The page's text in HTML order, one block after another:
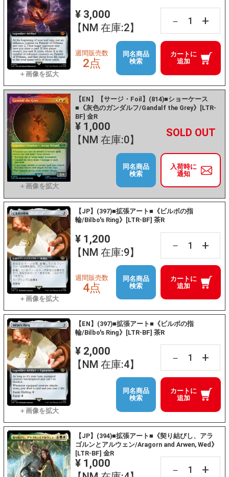
¥ 3,000
【NM 在庫:2】
－ +
カートに
追加
週間販売数
2点
同名商品
検索
【EN】【サージ・Foil】(814)■ショーケース
■《灰色のガンダルフ/Gandalf the Grey》[LTR-
BF] 金R
¥ 1,000
【NM 在庫:0】
－ +
入荷時に
通知
同名商品
検索
【JP】(397)■拡張アート■《ビルボの指
輪/Bilbo's Ring》[LTR-BF] 茶R
¥ 1,200
【NM 在庫:9】
－ +
カートに
追加
週間販売数
4点
同名商品
検索
【EN】(397)■拡張アート■《ビルボの指
輪/Bilbo's Ring》[LTR-BF] 茶R
¥ 2,000
【NM 在庫:4】
－ +
カートに
追加
同名商品
検索
【JP】(394)■拡張アート■《契り結びし、アラ
ゴルンとアルウェン/Aragorn and Arwen, Wed》
[LTR-BF] 金R
¥ 1,000
－ +